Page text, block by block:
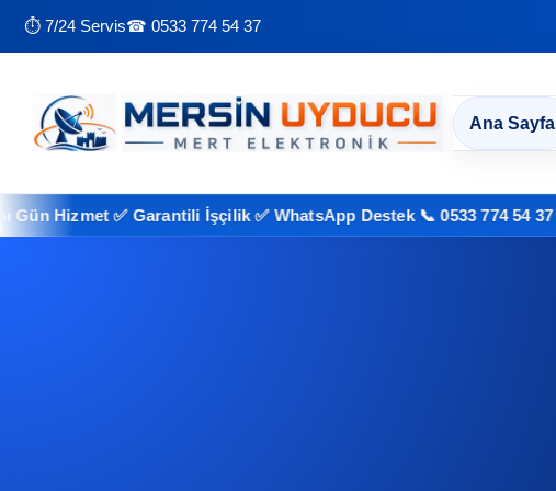
⏱ 7/24 Servis☎ 0533 774 54 37
Ana Sayfa
✅ Garantili İşçilik ✅ WhatsApp Destek 📞 0533 774 54 37